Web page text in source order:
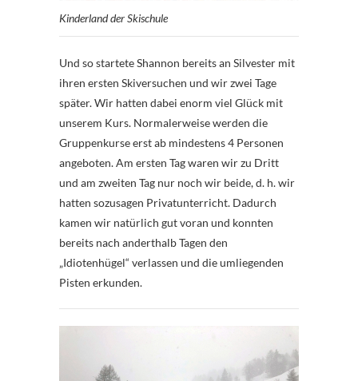
Kinderland der Skischule
Und so startete Shannon bereits an Silvester mit
ihren ersten Skiversuchen und wir zwei Tage
später. Wir hatten dabei enorm viel Glück mit
unserem Kurs. Normalerweise werden die
Gruppenkurse erst ab mindestens 4 Personen
angeboten. Am ersten Tag waren wir zu Dritt
und am zweiten Tag nur noch wir beide, d. h. wir
hatten sozusagen Privatunterricht. Dadurch
kamen wir natürlich gut voran und konnten
bereits nach anderthalb Tagen den
„Idiotenhügel“ verlassen und die umliegenden
Pisten erkunden.